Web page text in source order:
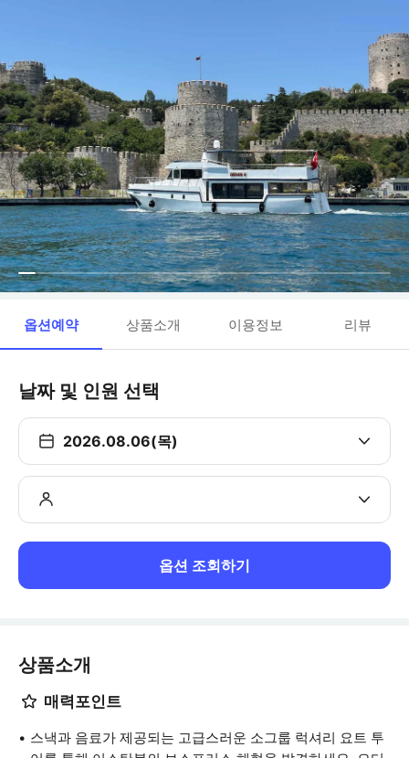
옵션예약 상품소개 이용정보 리뷰
날짜 및 인원 선택
2026.08.06(목)
옵션 조회하기
상품소개
매력포인트
스낵과 음료가 제공되는 고급스러운 소그룹 럭셔리 요트 투